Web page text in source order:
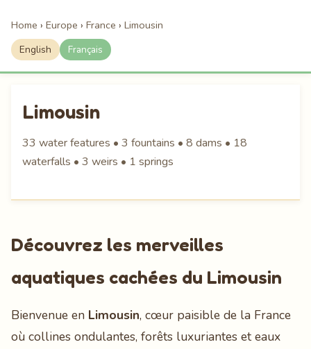
Home › Europe › France › Limousin
English Français
Limousin
33 water features • 3 fountains • 8 dams • 18
waterfalls • 3 weirs • 1 springs
Découvrez les merveilles
aquatiques cachées du Limousin
Bienvenue en Limousin, cœur paisible de la France
où collines ondulantes, forêts luxuriantes et eaux